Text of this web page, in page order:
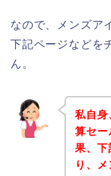
なので、メンズア
下記ページなどを
ん。
私自身
算セー
果、下
り、